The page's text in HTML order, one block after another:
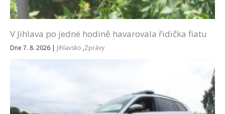
V Jihlava po jedné hodině havarovala řidička fiatu
Dne 7. 8. 2026 | Jihlavsko ,Zprávy